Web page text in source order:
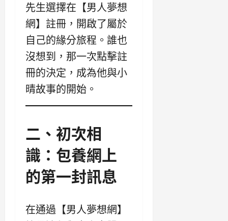
先生選擇在【男人夢想
網】註冊，開啟了屬於
自己的緣分旅程。誰也
沒想到，那一次點擊註
冊的決定，成為他與小
晴故事的開始。
二、初次相
識：包養網上
的第一封訊息
在通過【男人夢想網】